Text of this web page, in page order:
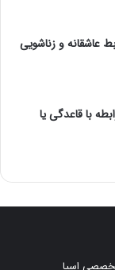
با قاعدگی یا
تخصصی اسپا